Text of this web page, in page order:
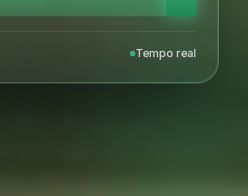
Tempo real